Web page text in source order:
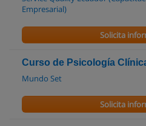
Empresarial)
Solicita
Curso de Psicología
Mundo Set
Solicita